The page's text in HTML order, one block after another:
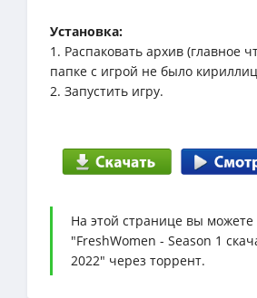
Установка:
1. Распаковать архив (главное
папке с игрой не было
2. Запустить игру.
На этой странице вы можете
"FreshWomen - Season 1
2022" через торрент.